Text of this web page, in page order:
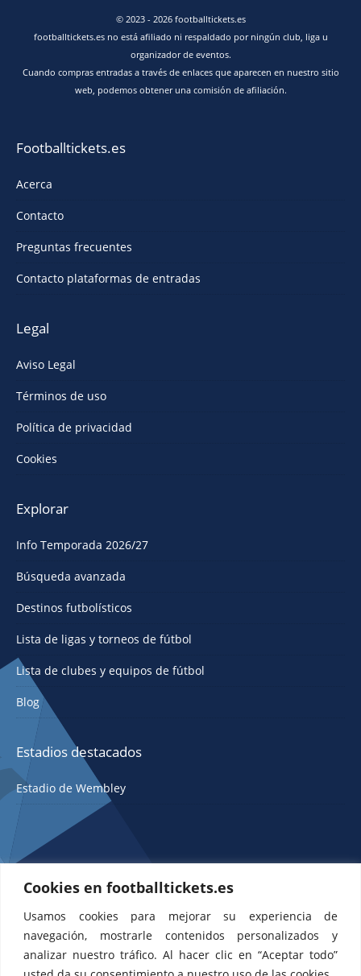
Cookies en footballtickets.es
Usamos cookies para mejorar su experiencia de
navegación, mostrarle contenidos personalizados y
analizar nuestro tráfico. Al hacer clic en “Aceptar todo”
© 2023 - 2026 footballtickets.es
footballtickets.es no está afiliado ni respaldado por ningún club, liga u
organizador de eventos.
Cuando compras entradas a través de enlaces que aparecen en nuestro sitio
web, podemos obtener una comisión de afiliación.
Footballtickets.es
Acerca
Contacto
Preguntas frecuentes
Contacto plataformas de entradas
Legal
Aviso Legal
Términos de uso
Política de privacidad
Cookies
Explorar
Info Temporada 2026/27
Búsqueda avanzada
Destinos futbolísticos
Lista de ligas y torneos de fútbol
Lista de clubes y equipos de fútbol
Blog
Estadios destacados
Estadio de Wembley
ETTS 365 SL, Rambla de Catalunya 38, 8, 1, Barcelona 08007, España |
CIF: ES-B43945534